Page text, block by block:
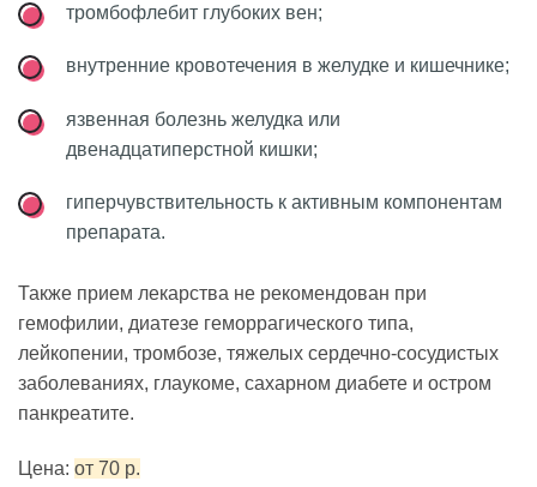
тромбофлебит глубоких вен;
внутренние кровотечения в желудке и кишечнике;
язвенная болезнь желудка или
двенадцатиперстной кишки;
гиперчувствительность к активным компонентам
препарата.
Также прием лекарства не рекомендован при
гемофилии, диатезе геморрагического типа,
лейкопении, тромбозе, тяжелых сердечно-сосудистых
заболеваниях, глаукоме, сахарном диабете и остром
панкреатите.
Цена: от 70 р.